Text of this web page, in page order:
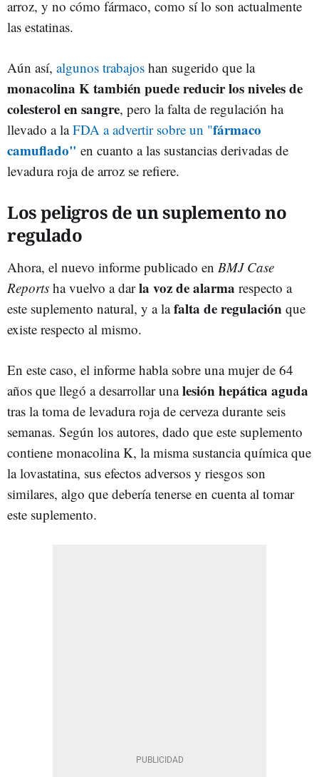
arroz, y no cómo fármaco, como sí lo son actualmente
las estatinas.
Aún así, algunos trabajos han sugerido que la
monacolina K también puede reducir los niveles de
colesterol en sangre, pero la falta de regulación ha
llevado a laFDA a advertir sobre un "fármaco
camuflado" en cuanto a las sustancias derivadas de
levadura roja de arroz se refiere.
Los peligros de un suplemento no
regulado
Ahora, el nuevo informe publicado en BMJ Case
Reports ha vuelvo a darla voz de alarma respecto a
este suplemento natural, y a lafalta de regulación que
existe respecto al mismo.
En este caso, el informe habla sobre una mujer de 64
años que llegó a desarrollar unalesión hepática aguda
tras la toma de levadura roja de cerveza durante seis
semanas. Según los autores, dado que este suplemento
contiene monacolina K, la misma sustancia química que
la lovastatina, sus efectos adversos y riesgos son
similares, algo que debería tenerse en cuenta al tomar
este suplemento.